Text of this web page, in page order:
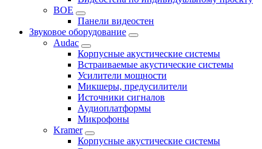
BOE
Панели видеостен
Звуковое оборудование
Audac
Корпусные акустические системы
Встраиваемые акустические системы
Усилители мощности
Микшеры, предусилители
Источники сигналов
Аудиоплатформы
Микрофоны
Kramer
Корпусные акустические системы